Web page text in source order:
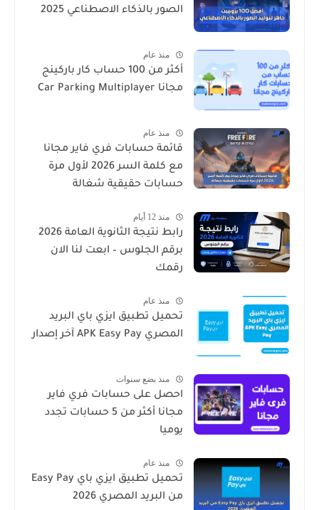
الصور بالذكاء الاصطناعي 2025
منذ عام
أكثر من 100 حساب كار باركينج
مجانا Car Parking Multiplayer
منذ عام
قائمة حسابات فري فاير مجانا
مع كلمة السر 2026 لأول مرة
حسابات حقيقية شغالة
منذ 12 أيام
رابط نتيجة الثانوية العامة 2026
برقم الجلوس – ابعت لنا الان
رقمك
منذ عام
تحميل تطبيق ايزي باي البريد
المصري APK Easy Pay آخر إصدار
منذ بضع سنوات
احصل على حسابات فري فاير
مجانا أكثر من 5 حسابات تجدد
يوميا
منذ عام
تحميل تطبيق ايزي باي Easy Pay
من البريد المصري 2026